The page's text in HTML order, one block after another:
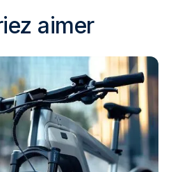
aimer